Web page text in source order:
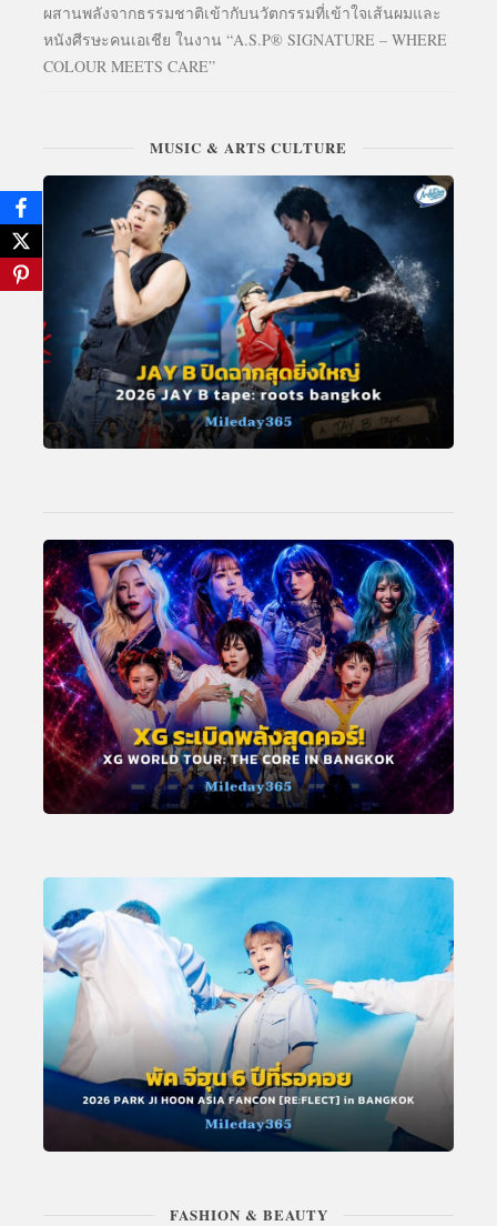
ผสานพลังจากธรรมชาติเข้ากับนวัตกรรมที่เข้าใจเส้นผมและ
หนังศีรษะคนเอเชีย ในงาน “A.S.P® SIGNATURE – WHERE
COLOUR MEETS CARE”
MUSIC & ARTS CULTURE
FASHION & BEAUTY